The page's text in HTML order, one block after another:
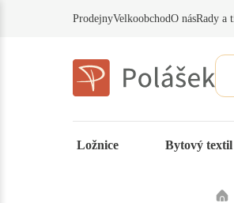
ProdejnyVelkoobchodO násRady a
Ložnice Bytový textil